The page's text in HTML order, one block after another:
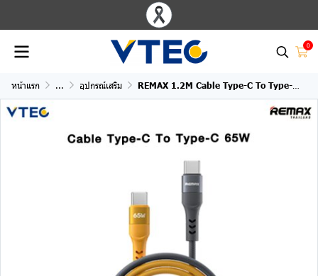
0
หน้าแรก ... อุปกรณ์เสริม REMAX 1.2M Cable Type-C To Type-C (65W,CB16) Gray/Yellow